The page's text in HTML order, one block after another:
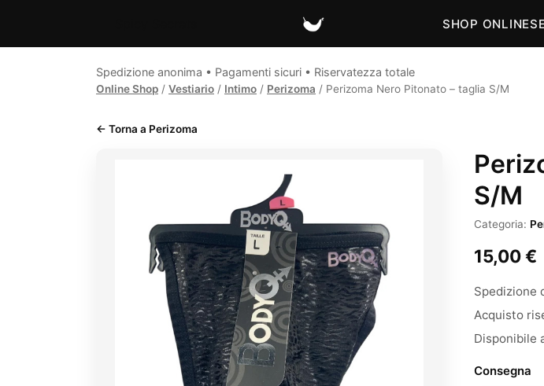
SHOP ONLINE
Spedizione anonima • Pagamenti sicuri • Riservatezza totale
Online Shop / Vestiario / Intimo / Perizoma / Perizoma Nero Pitonato – taglia S/M
← Torna a Perizoma
S/M
Categoria:
15,00€
Spedizione
Acquisto
Disponibile
Consegna